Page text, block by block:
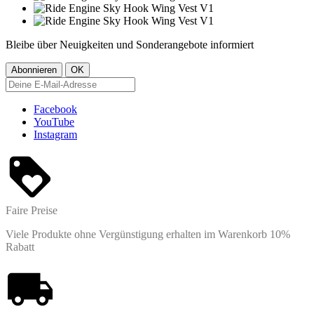
Bleibe über Neuigkeiten und Sonderangebote informiert
Facebook
YouTube
Instagram
Faire Preise
Viele Produkte ohne Vergünstigung erhalten im Warenkorb 10%
Rabatt